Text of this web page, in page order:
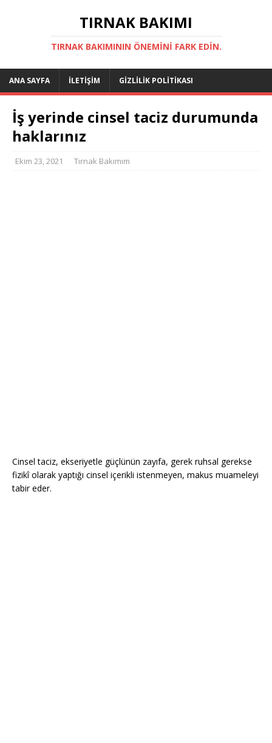
TIRNAK BAKIMI
TIRNAK BAKIMININ ÖNEMINI FARK EDIN.
ANA SAYFA İLETIŞIM GIZLILIK POLITIKASI
İş yerinde cinsel taciz durumunda
haklarınız
Ekim 23, 2021 Tırnak Bakımım
Cinsel taciz, ekseriyetle güçlünün zayıfa, gerek ruhsal gerekse
fizikî olarak yaptığı cinsel içerikli istenmeyen, makus muameleyi
tabir eder.